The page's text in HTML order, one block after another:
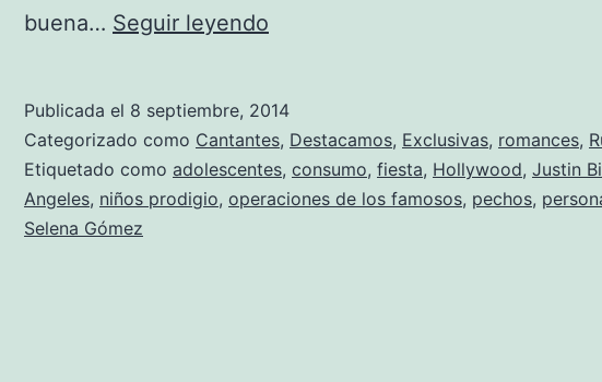
buena… Seguir leyendo
Bonnie
&
Clyde
Publicada el 8 septiembre, 2014
Categorizado como Cantantes, Destacamos, Exclusivas, romances,
Etiquetado como adolescentes, consumo, fiesta, Hollywood, Justin
Angeles, niños prodigio, operaciones de los famosos, pechos,
Selena Gómez